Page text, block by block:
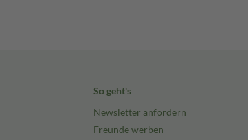
So geht's
Newsletter anfordern
Freunde werben